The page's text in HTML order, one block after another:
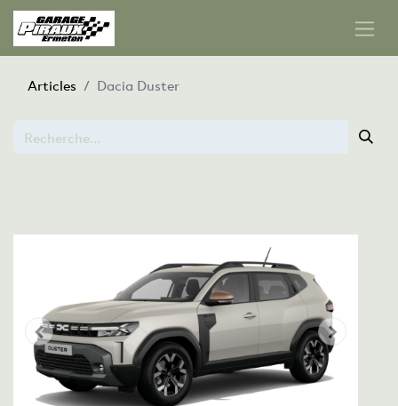
Articles Dacia Duster